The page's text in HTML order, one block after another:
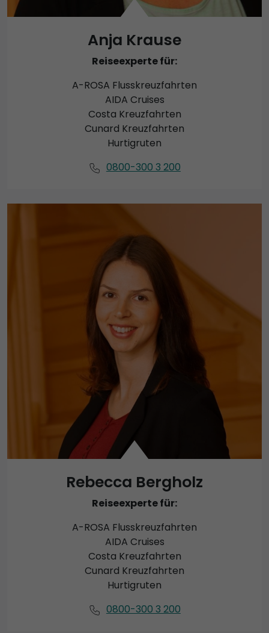
Anja Krause
Reiseexperte für:
A-ROSA Flusskreuzfahrten
AIDA Cruises
Costa Kreuzfahrten
Cunard Kreuzfahrten
Hurtigruten
0800-300 3 200
Rebecca Bergholz
Reiseexperte für:
A-ROSA Flusskreuzfahrten
AIDA Cruises
Costa Kreuzfahrten
Cunard Kreuzfahrten
Hurtigruten
0800-300 3 200